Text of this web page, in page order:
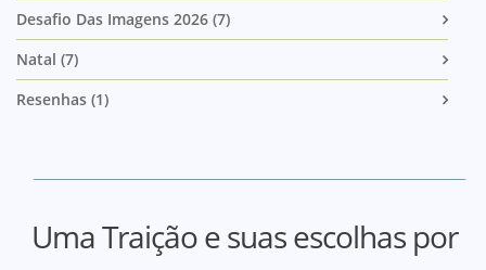
Desafio Das Imagens 2026 (7)
Natal (7)
Resenhas (1)
Uma Traição e suas escolhas por